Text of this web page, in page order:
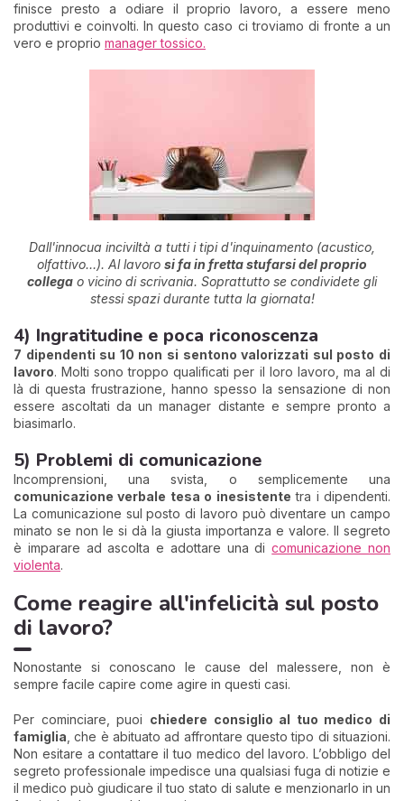
finisce presto a odiare il proprio lavoro, a essere meno
produttivi e coinvolti. In questo caso ci troviamo di fronte a un
vero e proprio manager tossico.
Dall'innocua inciviltà a tutti i tipi d'inquinamento (acustico,
olfattivo…). Al lavoro si fa in fretta stufarsi del proprio
collega o vicino di scrivania. Soprattutto se condividete gli
stessi spazi durante tutta la giornata!
4) Ingratitudine e poca riconoscenza
7 dipendenti su 10 non si sentono valorizzati sul posto di
lavoro. Molti sono troppo qualificati per il loro lavoro, ma al di
là di questa frustrazione, hanno spesso la sensazione di non
essere ascoltati da un manager distante e sempre pronto a
biasimarlo.
5) Problemi di comunicazione
Incomprensioni, una svista, o semplicemente una
comunicazione verbale tesa o inesistente tra i dipendenti.
La comunicazione sul posto di lavoro può diventare un campo
minato se non le si dà la giusta importanza e valore. Il segreto
è imparare ad ascolta e adottare una dicomunicazione non
violenta.
Come reagire all'infelicità sul posto
di lavoro?
Nonostante si conoscano le cause del malessere, non è
sempre facile capire come agire in questi casi.
Per cominciare, puoi chiedere consiglio al tuo medico di
famiglia , che è abituato ad affrontare questo tipo di situazioni.
Non esitare a contattare il tuo medico del lavoro. L’obbligo del
segreto professionale impedisce una qualsiasi fuga di notizie e
il medico può giudicare il tuo stato di salute e menzionarlo in un